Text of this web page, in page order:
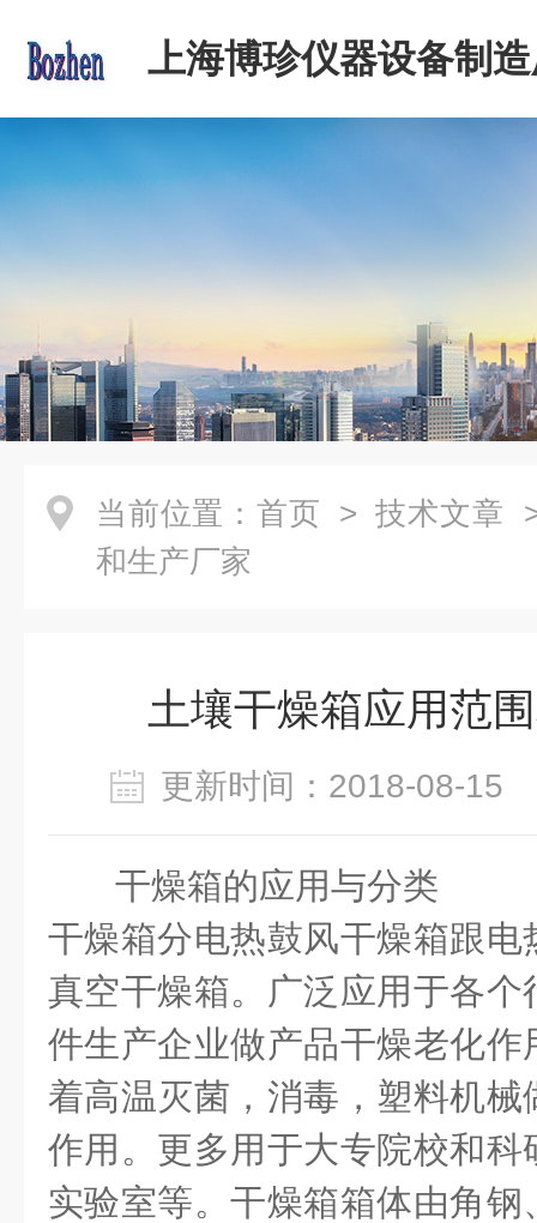
上海博珍仪器设备制
当前位置： 首页 > 技术文章
和生产厂家
土壤干燥箱应用范
更新时间：2018-08-
干燥箱的应用与分类
干燥箱分电热鼓风干燥箱跟
真空干燥箱。广泛应用于各
件生产企业做产品干燥老化
着高温灭菌，消毒，塑料机
作用。更多用于大专院校和
实验室等。干燥箱箱体由角